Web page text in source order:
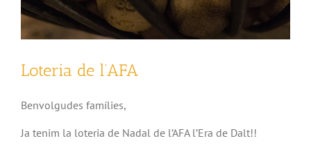
Loteria de l’AFA
Benvolgudes famílies,
Ja tenim la loteria de Nadal de l’AFA l’Era de Dalt!!